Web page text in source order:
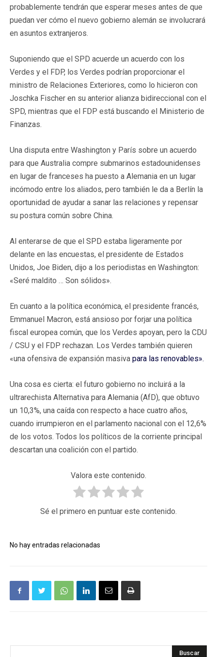
probablemente tendrán que esperar meses antes de que
puedan ver cómo el nuevo gobierno alemán se involucrará
en asuntos extranjeros.
Suponiendo que el SPD acuerde un acuerdo con los
Verdes y el FDP, los Verdes podrían proporcionar el
ministro de Relaciones Exteriores, como lo hicieron con
Joschka Fischer en su anterior alianza bidireccional con el
SPD, mientras que el FDP está buscando el Ministerio de
Finanzas.
Una disputa entre Washington y París sobre un acuerdo
para que Australia compre submarinos estadounidenses
en lugar de franceses ha puesto a Alemania en un lugar
incómodo entre los aliados, pero también le da a Berlín la
oportunidad de ayudar a sanar las relaciones y repensar
su postura común sobre China.
Al enterarse de que el SPD estaba ligeramente por
delante en las encuestas, el presidente de Estados
Unidos, Joe Biden, dijo a los periodistas en Washington:
«Seré maldito … Son sólidos».
En cuanto a la política económica, el presidente francés,
Emmanuel Macron, está ansioso por forjar una política
fiscal europea común, que los Verdes apoyan, pero la CDU
/ CSU y el FDP rechazan. Los Verdes también quieren
«una ofensiva de expansión masiva para las renovables».
Una cosa es cierta: el futuro gobierno no incluirá a la
ultrarechista Alternativa para Alemania (AfD), que obtuvo
un 10,3%, una caída con respecto a hace cuatro años,
cuando irrumpieron en el parlamento nacional con el 12,6%
de los votos. Todos los políticos de la corriente principal
descartan una coalición con el partido.
Valora este contenido.
Sé el primero en puntuar este contenido.
No hay entradas relacionadas
Buscar